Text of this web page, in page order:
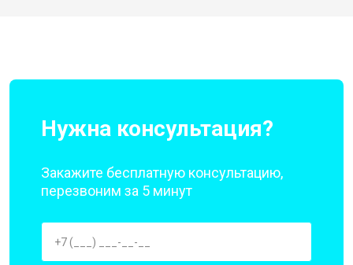
Нужна консультация?
Закажите бесплатную консультацию,
перезвоним за 5 минут